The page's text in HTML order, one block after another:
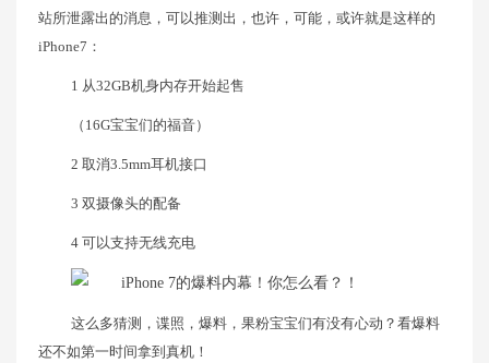
站所泄露出的消息，可以推测出，也许，可能，或许就是这样的
iPhone7：
1 从32GB机身内存开始起售
（16G宝宝们的福音）
2 取消3.5mm耳机接口
3 双摄像头的配备
4 可以支持无线充电
这么多猜测，谍照，爆料，果粉宝宝们有没有心动？看爆料
还不如第一时间拿到真机！